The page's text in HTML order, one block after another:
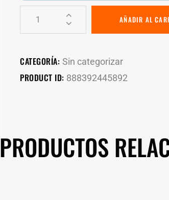
AÑADIR AL
CATEGORÍA: Sin categorizar
PRODUCT ID: 888392445892
PRODUCTOS